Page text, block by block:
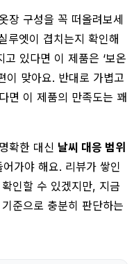
장 구성을 꼭 떠올려보세
루엣이 겹치는지 확인해
있다면 이 제품은 ‘보온
이 맞아요. 반대로 가볍고
면 이 제품의 만족도는 꽤
확한 대신 날씨 대응 범위
가야 해요. 리뷰가 쌓인
인할 수 있겠지만, 지금
준으로 충분히 판단하는